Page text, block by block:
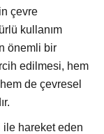
çevre
kullanım
önemli bir
edilmesi, hem
de çevresel
ile hareket eden